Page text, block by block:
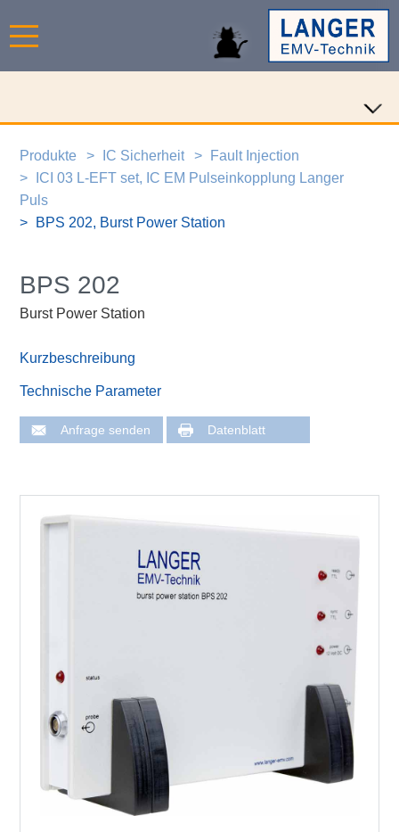
Produkte IC Sicherheit
Fault Injection
ICI 03 L-EFT set, IC EM Pulseinkopplung Langer
Puls
BPS 202, Burst Power Station
BPS 202
Burst Power Station
Kurzbeschreibung
Technische Parameter
Anfrage senden Datenblatt